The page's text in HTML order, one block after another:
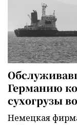
Германию
сухогрузы
Немецкая